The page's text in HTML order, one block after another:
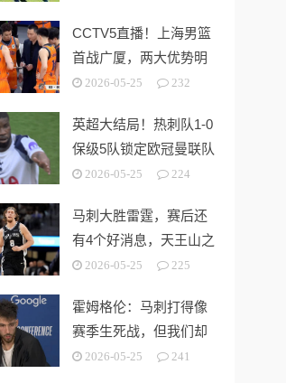
CCTV5直播！上海男篮
首战广厦，两大优势明
显，孙铭徽带伤出战！
2026-05-25 232
英超大结局！热刺队1-0
保级5队锁定欧冠曼联队
第3切尔西无缘欧战
2026-05-25 224
马刺大胜雷霆，赛后还
有4个好消息，天王山之
战奥利尼克要来了
2026-05-25 225
霍姆格伦：马刺打得像
赛季生死战，但我们却
没找到赢球的办法
2026-05-25 241